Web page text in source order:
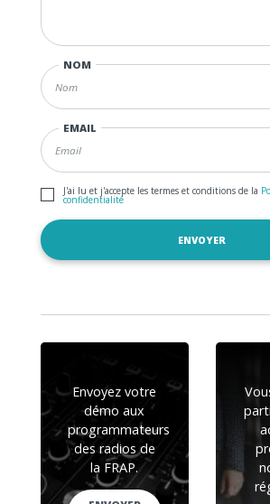
NOM
EMAIL
J'ai lu et j'accepte les termes et conditions de la
confidentialité
Envoyez votre
démo aux
programmateurs
des radios de
la FRAP.